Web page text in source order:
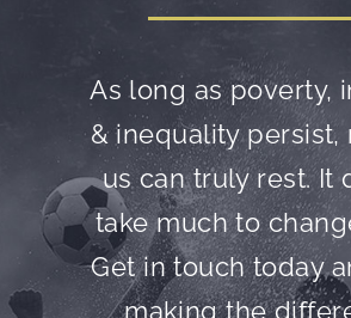
As long as poverty,
& inequality persist,
us can truly rest. It
take much to
Get in touch today
making the